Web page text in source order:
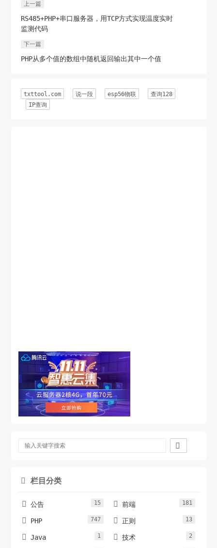
上一篇
RS485+PHP+串口服务器，用TCP方式实现温度实时
监测代码
下一篇
PHP从多个值的数组中随机返回输出其中一个值
txttool.com 说一段 esp56物联
查询128
IP查询

 栏目分类
 公告 15  前端 181
 PHP 747  正则 13
 Java 1  技术 2